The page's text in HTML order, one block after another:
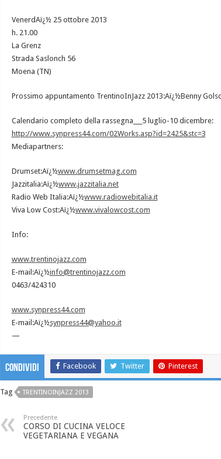
VenerdAï¿½ 25 ottobre 2013
h. 21.00
La Grenz
Strada Saslonch 56
Moena (TN)
Prossimo appuntamento TrentinoInJazz 2013:Aï¿½Benny
Calendario completo della rassegna___5 luglio-10 dicembre:
http://www.synpress44.com/02Works.asp?id=2425&stc=3
Mediapartners:
Drumset:Aï¿½www.drumsetmag.com
Jazzitalia:Aï¿½www.jazzitalia.net
Radio Web Italia:Aï¿½www.radiowebitalia.it
Viva Low Cost:Aï¿½www.vivalowcost.com
Info:
www.trentinojazz.com
E-mail:Aï¿½info@trentinojazz.com
0463/424310
www.synpress44.com
E-mail:Aï¿½synpress44@yahoo.it
—
Condividi Facebook Twitter Pinterest
Tag TRENTINOINJAZZ 2013
Precedente
CORSO DI CUCINA VELOCE
VEGETARIANA E VEGANA